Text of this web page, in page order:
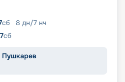
сб 8 дн/7 нч
сб
Пушкарев